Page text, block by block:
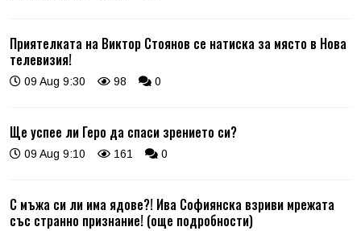
Приятелката на Виктор Стоянов се натиска за място в Нова
телевизия!
09 Aug 9:30 98 0
Ще успее ли Геро да спаси зрението си?
09 Aug 9:10 161 0
С мъжа си ли има ядове?! Ива Софиянска взриви мрежата
със странно признание! (още подробности)